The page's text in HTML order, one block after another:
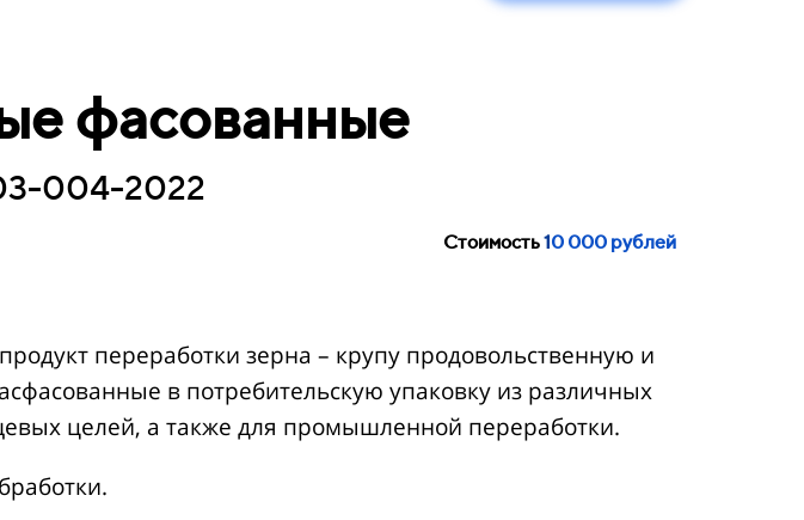
фасованные
004-2022
Стоимость10 000 рублей
переработки зерна – крупу продовольственную и
в потребительскую упаковку из различных
целей, а также для промышленной переработки.